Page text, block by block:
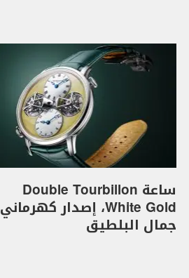
ساعة Double Tourbillon
White Gold، إصدار كهرماني
جمال البلطيق